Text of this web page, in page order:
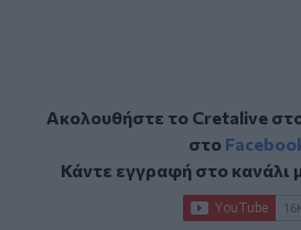
Ακολουθήστε το Cretalive
στο
Κάντε εγγραφή στο κανάλι